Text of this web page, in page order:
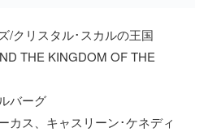
/クリスタル･スカルの王国
THE KINGDOM OF THE
バーグ
カス、キャスリーン･ケネディ